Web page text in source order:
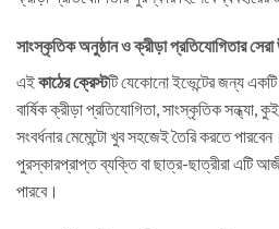
সাংস্কৃতিক অনুষ্ঠান ও ক্রীড়া প্রতিযোগিতার
এইকাঠের ক্রেস্টটি যেকোনো ইভেন্টের জন্য
বার্ষিক ক্রীড়া প্রতিযোগিতা, সাংস্কৃতিক সন্ধ্যা,
সংবর্ধনার মেমেন্টো খুব সহজেই তৈরি করতে
পুরস্কারপ্রাপ্ত ব্যক্তি বা ছাত্র-ছাত্রীরা এটি
পারবে।